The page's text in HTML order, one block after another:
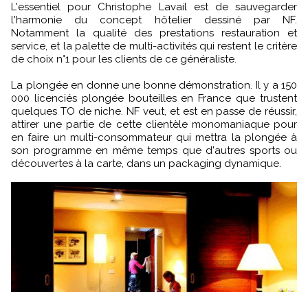
L'essentiel pour Christophe Lavail est de sauvegarder
l'harmonie du concept hôtelier dessiné par NF.
Notamment la qualité des prestations restauration et
service, et la palette de multi-activités qui restent le critère
de choix n°1 pour les clients de ce généraliste.
La plongée en donne une bonne démonstration. Il y a 150
000 licenciés plongée bouteilles en France que trustent
quelques TO de niche. NF veut, et est en passe de réussir,
attirer une partie de cette clientèle monomaniaque pour
en faire un multi-consommateur qui mettra la plongée à
son programme en même temps que d'autres sports ou
découvertes à la carte, dans un packaging dynamique.